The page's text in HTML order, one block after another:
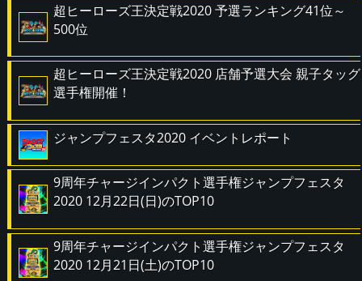
超ヒーローズ王決定戦2020 予選ランキング41位～
500位
超ヒーローズ王決定戦2020 店舗予選大会 親子タッグ
選手権開催！
ジャンプフェスタ2020 イベントレポート
9周年チャージインパクト選手権ジャンプフェスタ
2020 12月22日(日)のTOP10
9周年チャージインパクト選手権ジャンプフェスタ
2020 12月21日(土)のTOP10